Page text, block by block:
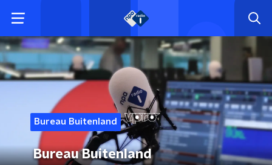
Bureau Buitenland
Bureau Buitenland